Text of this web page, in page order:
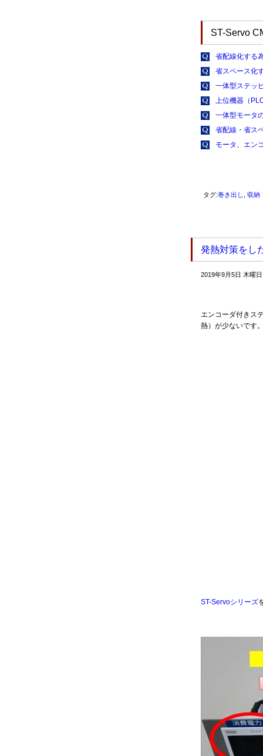
ST-Servo
省配線化する
省スペース化
一体型ステッ
上位機器（
一体型モータ
省配線・省ス
モータ、エン
タグ:巻き出し 収納
発熱対策をし
2019年9月5日 木曜日
エンコーダ付きス
熱）が少ないです
ST-Servoシリーズ